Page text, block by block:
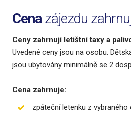
Cenazájezdu
Ceny zahrnují letištní taxy a
Uvedené ceny jsou na osobu.
jsou ubytovány minimálně se 2
Cena zahrnuje:
zpáteční letenku z